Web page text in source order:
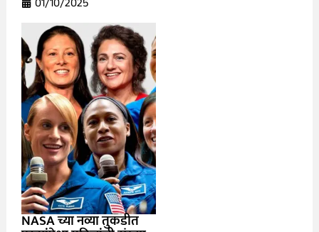
01/10/2025
NASA च्या नव्या तुकडीत